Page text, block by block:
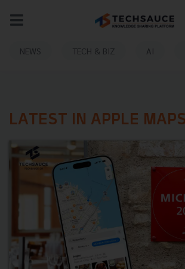
NEWS TECH & BIZ AI
LATEST IN APPLE MAPS